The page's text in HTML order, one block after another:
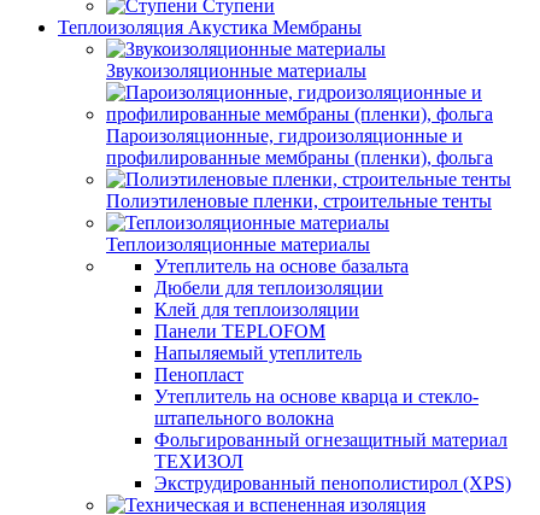
Ступени
Теплоизоляция Акустика Мембраны
Звукоизоляционные материалы
Пароизоляционные, гидроизоляционные и
профилированные мембраны (пленки), фольга
Полиэтиленовые пленки, строительные тенты
Теплоизоляционные материалы
Утеплитель на основе базальта
Дюбели для теплоизоляции
Клей для теплоизоляции
Панели TEPLOFOM
Напыляемый утеплитель
Пенопласт
Утеплитель на основе кварца и стекло-
штапельного волокна
Фольгированный огнезащитный материал
ТЕХИЗОЛ
Экструдированный пенополистирол (XPS)